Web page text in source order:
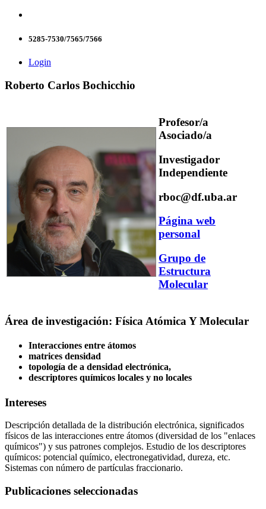
5285-7530/7565/7566
Login
Roberto Carlos Bochicchio
Profesor/a
Asociado/a
Investigador
Independiente
rboc@df.uba.ar
Página web
personal
Grupo de
Estructura
Molecular
Área de investigación: Física Atómica Y Molecular
Interacciones entre átomos
matrices densidad
topología de a densidad electrónica,
descriptores químicos locales y no locales
Intereses
Descripción detallada de la distribución electrónica, significados
físicos de las interacciones entre átomos (diversidad de los "enlaces
químicos") y sus patrones complejos. Estudio de los descriptores
químicos: potencial químico, electronegatividad, dureza, etc.
Sistemas con número de partículas fraccionario.
Publicaciones seleccionadas